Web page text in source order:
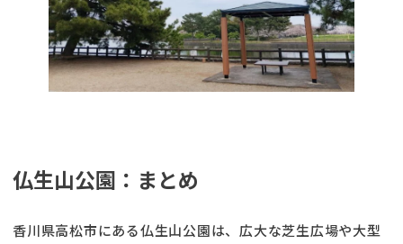
仏生山公園：まとめ
香川県高松市にある仏生山公園は、広大な芝生広場や大型